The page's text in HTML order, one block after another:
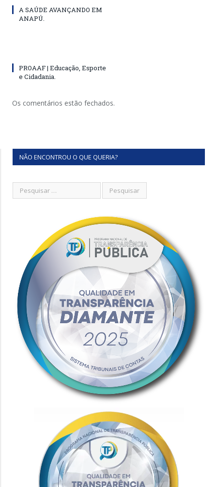
A SAÚDE AVANÇANDO EM
ANAPÚ.
PROAAF | Educação, Esporte
e Cidadania.
Os comentários estão fechados.
NÃO ENCONTROU O QUE QUERIA?